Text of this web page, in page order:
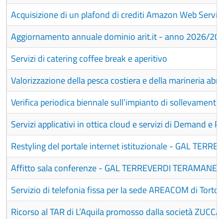
Acquisizione di un plafond di crediti Amazon Web
Aggiornamento annuale dominio arit.it - anno 2026/
Servizi di catering coffee break e aperitivo
Valorizzazione della pesca costiera e della marineria
Verifica periodica biennale sull’impianto di
Servizi applicativi in ottica cloud e servizi di Demand e
Restyling del portale internet istituzionale - GAL
Affitto sala conferenze - GAL TERREVERDI TERAMANE
Servizio di telefonia fissa per la sede AREACOM di
Ricorso al TAR di L’Aquila promosso dalla società